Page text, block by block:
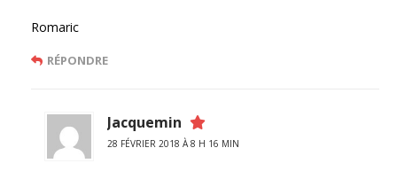
Romaric
RÉPONDRE
Jacquemin
28 FÉVRIER 2018 À 8 H 16 MIN